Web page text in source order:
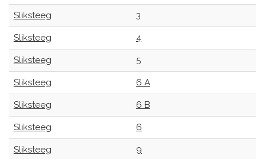
Sliksteeg 3
Sliksteeg 4
Sliksteeg 5
Sliksteeg 6 A
Sliksteeg 6 B
Sliksteeg 6
Sliksteeg 9